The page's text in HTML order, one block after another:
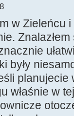
w Zieleńcu
były
właśnie w